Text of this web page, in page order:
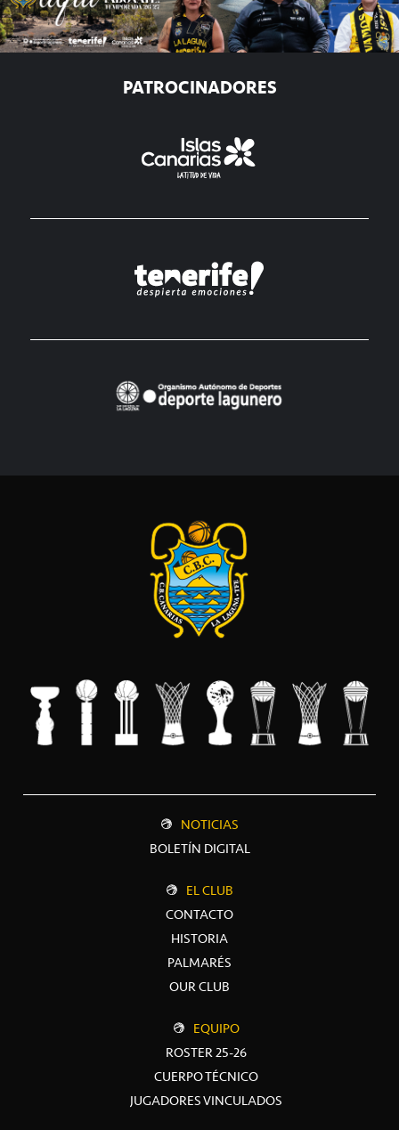
PATROCINADORES
NOTICIAS
BOLETÍN DIGITAL
EL CLUB
CONTACTO
HISTORIA
PALMARÉS
OUR CLUB
EQUIPO
ROSTER 25-26
CUERPO TÉCNICO
JUGADORES VINCULADOS